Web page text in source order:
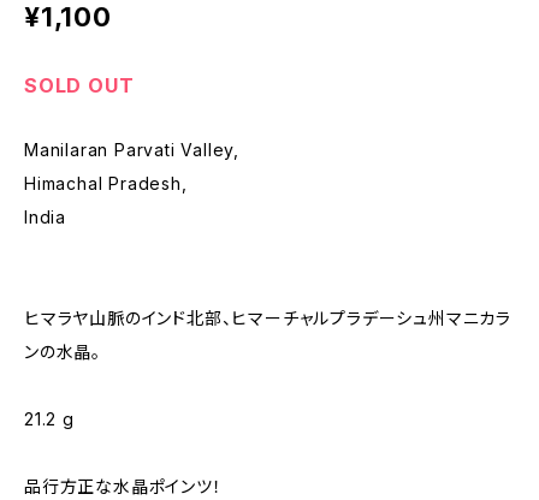
¥1,100
SOLD OUT
Manilaran Parvati Valley,
Himachal Pradesh,
India
ヒマラヤ山脈のインド北部、ヒマーチャルプラデーシュ州マニカラ
ンの水晶。
21.2 g
品行方正な水晶ポインツ！